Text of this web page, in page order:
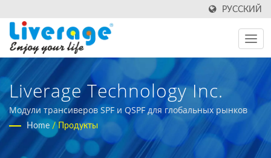
РУССКИЙ
Liverage Technology Inc.
Модули трансиверов SPF и QSPF для глобальных рынков
Home / Продукты